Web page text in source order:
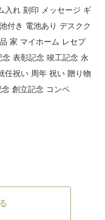
入れ 刻印 メッセージ ギ
付き 電池あり デスクク
家 マイホーム レセプ
表彰記念 竣工記念 永
任祝い 周年 祝い 贈り物
創立記念 コンペ